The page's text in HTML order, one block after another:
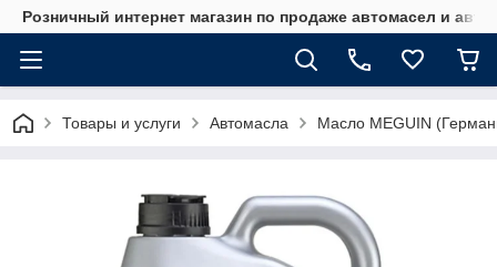
Розничный интернет магазин по продаже автомасел и
Товары и услуги Автомасла Масло MEGUIN